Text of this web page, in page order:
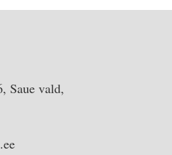
Saue vald,